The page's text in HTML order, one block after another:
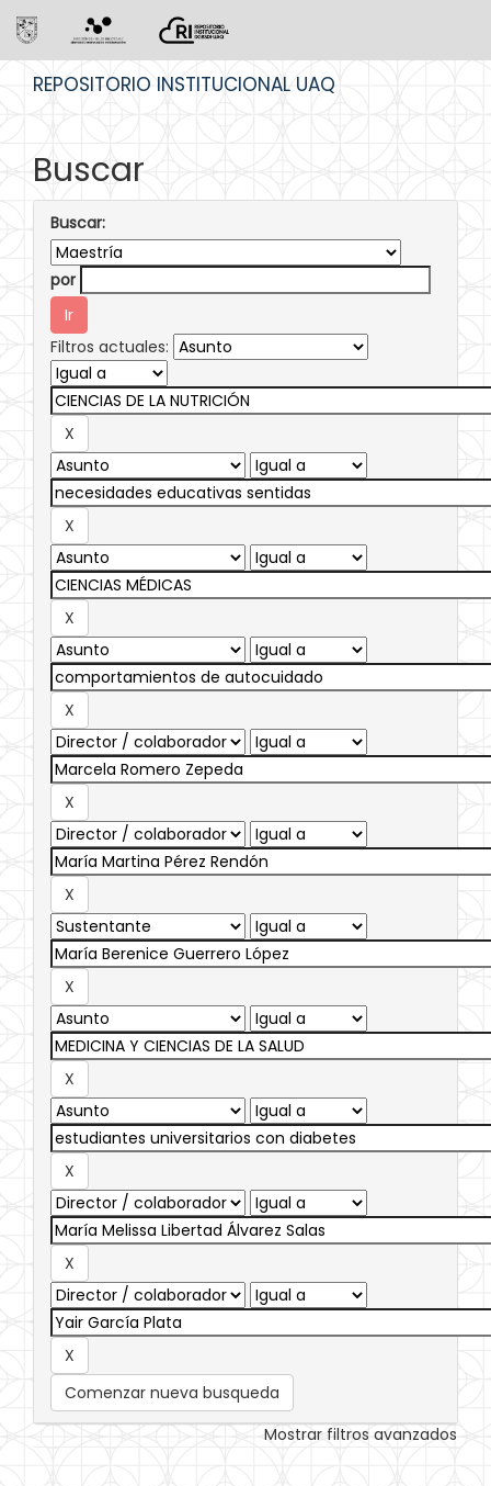
REPOSITORIO INSTITUCIONAL UAQ
Buscar
Buscar:
por
Filtros actuales:
Comenzar nueva busqueda
Mostrar filtros avanzados